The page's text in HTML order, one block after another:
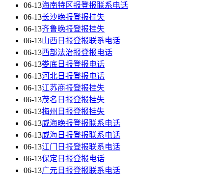
06-13海南特区报登报联系电话
06-13长沙晚报登报挂失
06-13齐鲁晚报登报挂失
06-13山西日报登报联系电话
06-13西部法治报登报电话
06-13娄底日报登报电话
06-13河北日报登报电话
06-13江苏商报登报挂失
06-13茂名日报登报挂失
06-13梅州日报登报挂失
06-13威海晚报登报联系电话
06-13威海日报登报联系电话
06-13江门日报登报联系电话
06-13保定日报登报电话
06-13广元日报登报联系电话